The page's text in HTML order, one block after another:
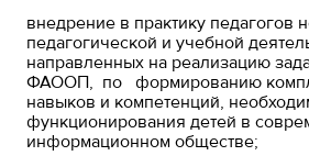
внедрение в практику педагогов
педагогической и учебной
направленных на реализацию
ФАООП, по формированию
навыков и компетенций,
функционирования детей в
информационном обществе;